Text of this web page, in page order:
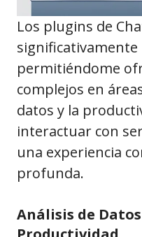
Los plugins de
significativamente
permitiéndome
complejos en
datos y la
interactuar con
una experiencia
profunda.
Análisis de